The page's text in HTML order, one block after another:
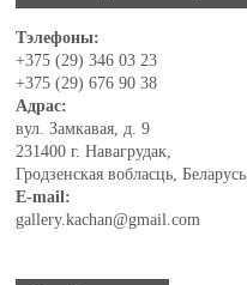
Тэлефоны:
+375 (29) 346 03 23
+375 (29) 676 90 38
Адрас:
вул. Замкавая, д. 9
231400 г. Навагрудак,
Гродзенская вобласць, Беларусь
E-mail:
gallery.kachan@gmail.com